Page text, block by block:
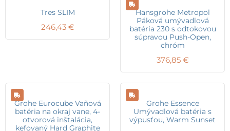
Tres SLIM
246,43 €
Hansgrohe Metropol
Páková umývadlová
batéria 230 s odtokovou
súpravou Push-Open,
chróm
376,85 €
Grohe Eurocube Vaňová
batéria na okraj vane, 4-
otvorová inštalácia,
kefovaný Hard Graphite
Grohe Essence
Umývadlová batéria s
výpusťou, Warm Sunset